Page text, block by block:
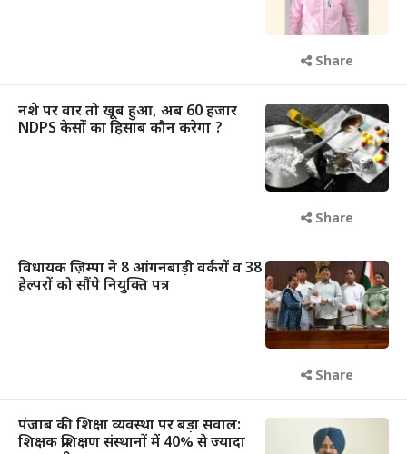
Share
नशे पर वार तो खूब हुआ, अब 60 हजार
NDPS केसों का हिसाब कौन करेगा ?
Share
विधायक ज़िम्पा ने 8 आंगनबाड़ी वर्करों व 38
हेल्परों को सौंपे नियुक्ति पत्र
Share
पंजाब की शिक्षा व्यवस्था पर बड़ा सवाल:
शिक्षक प्रशिक्षण संस्थानों में 40% से ज्यादा